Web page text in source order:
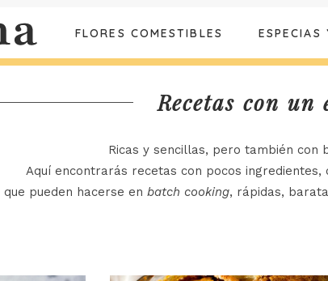
FLORES COMESTIBLES ESPECIAS
Recetas con un
Ricas y sencillas, pero también con
Aquí encontrarás recetas con pocos
que pueden hacerse en batch cooking, rápidas,